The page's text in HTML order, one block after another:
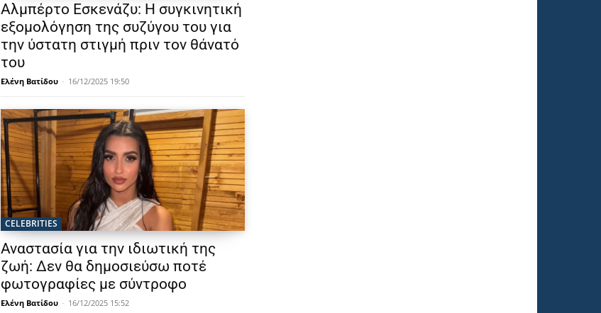
Αλμπέρτο Εσκενάζυ: Η συγκινητική
εξομολόγηση της συζύγου του για
την ύστατη στιγμή πριν τον θάνατό
του
Ελένη Βατίδου - 16/12/2025 19:50
CELEBRITIES
Αναστασία για την ιδιωτική της
ζωή: Δεν θα δημοσιεύσω ποτέ
φωτογραφίες με σύντροφο
Ελένη Βατίδου - 16/12/2025 15:52